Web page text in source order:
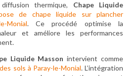
thermique, Chape Liquide
de chape liquide sur plancher
Monial. Ce procédé optimise la
et améliore les performances
Liquide Masson intervient comme
sols à Paray-le-Monial. L’intégration